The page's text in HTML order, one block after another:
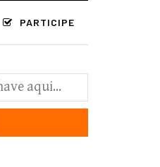
PARTICIPE